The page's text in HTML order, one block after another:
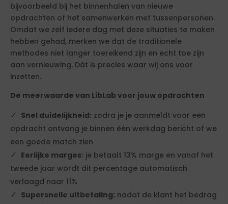
bijvoorbeeld bij het binnenhalen van nieuwe
opdrachten of het samenwerken met tussenpersonen.
Omdat we zelf iedere dag met deze situaties te maken
hebben gehad, merken we dat de traditionele
methodes niet langer toereikend zijn en echt toe zijn
aan vernieuwing. Dát is precies waar wij ons voor
inzetten.
De meerwaarde van LibLab voor jouw opdrachten
Snel duidelijkheid: zodra je je aanmeldt voor een
opdracht ontvang je binnen één werkdag bericht of we
een goede match zien
Eerlijke marges: je betaalt 13% marge en vanaf het
tweede jaar wordt dit percentage automatisch
verlaagd naar 11%
Supersnelle uitbetaling: nadat de klant het bedrag